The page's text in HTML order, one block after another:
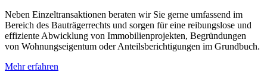
Neben Einzeltransaktionen beraten wir Sie gerne umfassend im
Bereich des Bauträgerrechts und sorgen für eine reibungslose und
effiziente Abwicklung von Immobilienprojekten, Begründungen
von Wohnungseigentum oder Anteilsberichtigungen im Grundbuch.
Mehr erfahren